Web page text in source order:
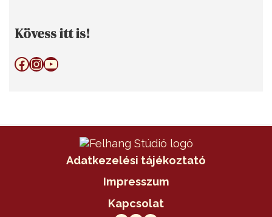
Kövess itt is!
Facebook
Instagram
YouTube
Adatkezelési tájékoztató
Impresszum
Kapcsolat